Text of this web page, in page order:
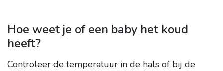
Hoe weet je of een baby het koud
heeft?
Controleer de temperatuur in de hals of bij de